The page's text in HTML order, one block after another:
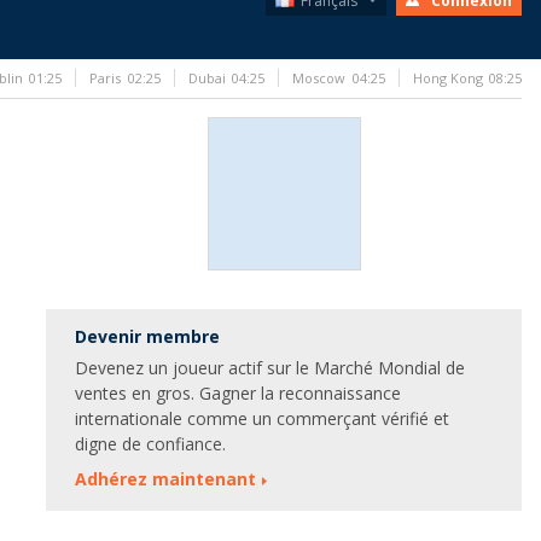
Devenir membre
Devenez un joueur actif sur le Marché Mondial de
ventes en gros. Gagner la reconnaissance
internationale comme un commerçant vérifié et
digne de confiance.
Adhérez maintenant
01:25 Paris 02:25 Dubai 04:25 Moscow 04:25 Hong Kong 08:25